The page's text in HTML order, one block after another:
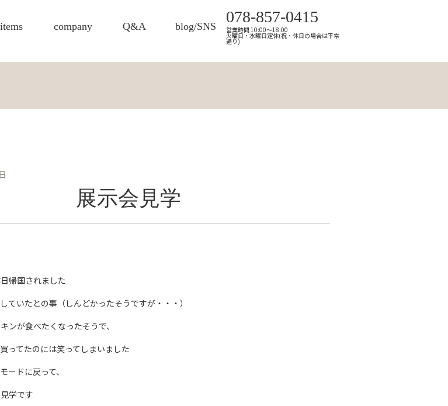
items company Q&A blog/SNS
078-857-0415
営業時間 10:00～18:00
火曜日・水曜日定休(祝・休日の場合は平常
通り)
展示会見学
帰国されました
ていたとの事（しんどかったそうですが・・・）
ンが食べたくなったそうで、
ってたのには笑ってしまいました
ードに戻って、
学です